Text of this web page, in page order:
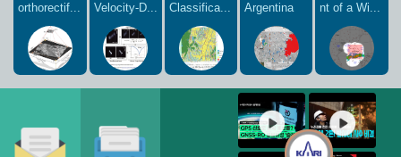
orthorectif...
Velocity-D...
Classifica...
Argentina
nt of a Wi...